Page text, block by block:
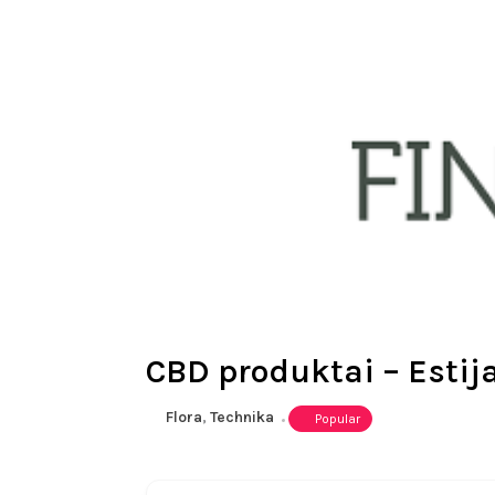
CBD produktai –
Flora, Technika Popular